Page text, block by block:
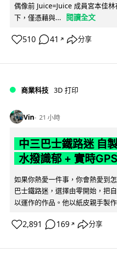
偶像前 Juice=Juice 成員宮本佳
下，僅憑藉與...
閱讀全文
510 41 ↗ 分享
商業科技 3D 打印
Vin 21 小時
中三巴士鐵路迷 自
水撥識郁 + 實時
如果你熱愛一件事，你會熱愛到
巴士鐵路迷，選擇由零開始，把
以運作的作品。他以紙皮親手製
2,891 169 ↗ 分享